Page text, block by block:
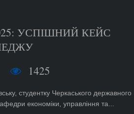
УСПІШНИЙ КЕЙС
1425
студентку Черкаського державного
економіки, управління та...